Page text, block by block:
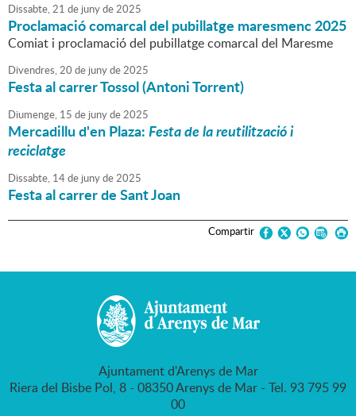
Dissabte,21 de junyde2025
Proclamació comarcal del pubillatge maresmenc 2025
Comiat i proclamació del pubillatge comarcal del Maresme
Divendres,20 de junyde2025
Festa al carrer Tossol (Antoni Torrent)
Diumenge, 15 de junyde2025
Mercadillu d'en Plaza:Festa de la reutilització i
reciclatge
Dissabte, 14de junyde2025
Festa al carrer de Sant Joan
Compartir
Ajuntament d'Arenys de Mar
Riera del Bisbe Pol, 8 - 08350 Arenys de Mar - Tel. 93 795 99
00